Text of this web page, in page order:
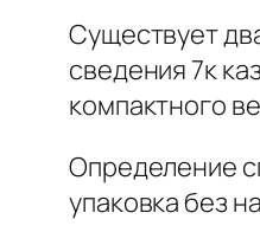
Существует
сведения 7к
компактного
Определение
упаковка без